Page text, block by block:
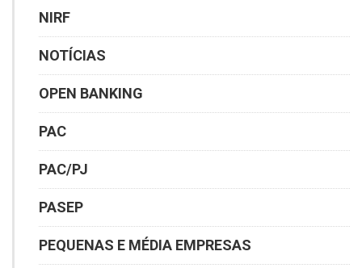
NIRF
NOTÍCIAS
OPEN BANKING
PAC
PAC/PJ
PASEP
PEQUENAS E MÉDIA EMPRESAS